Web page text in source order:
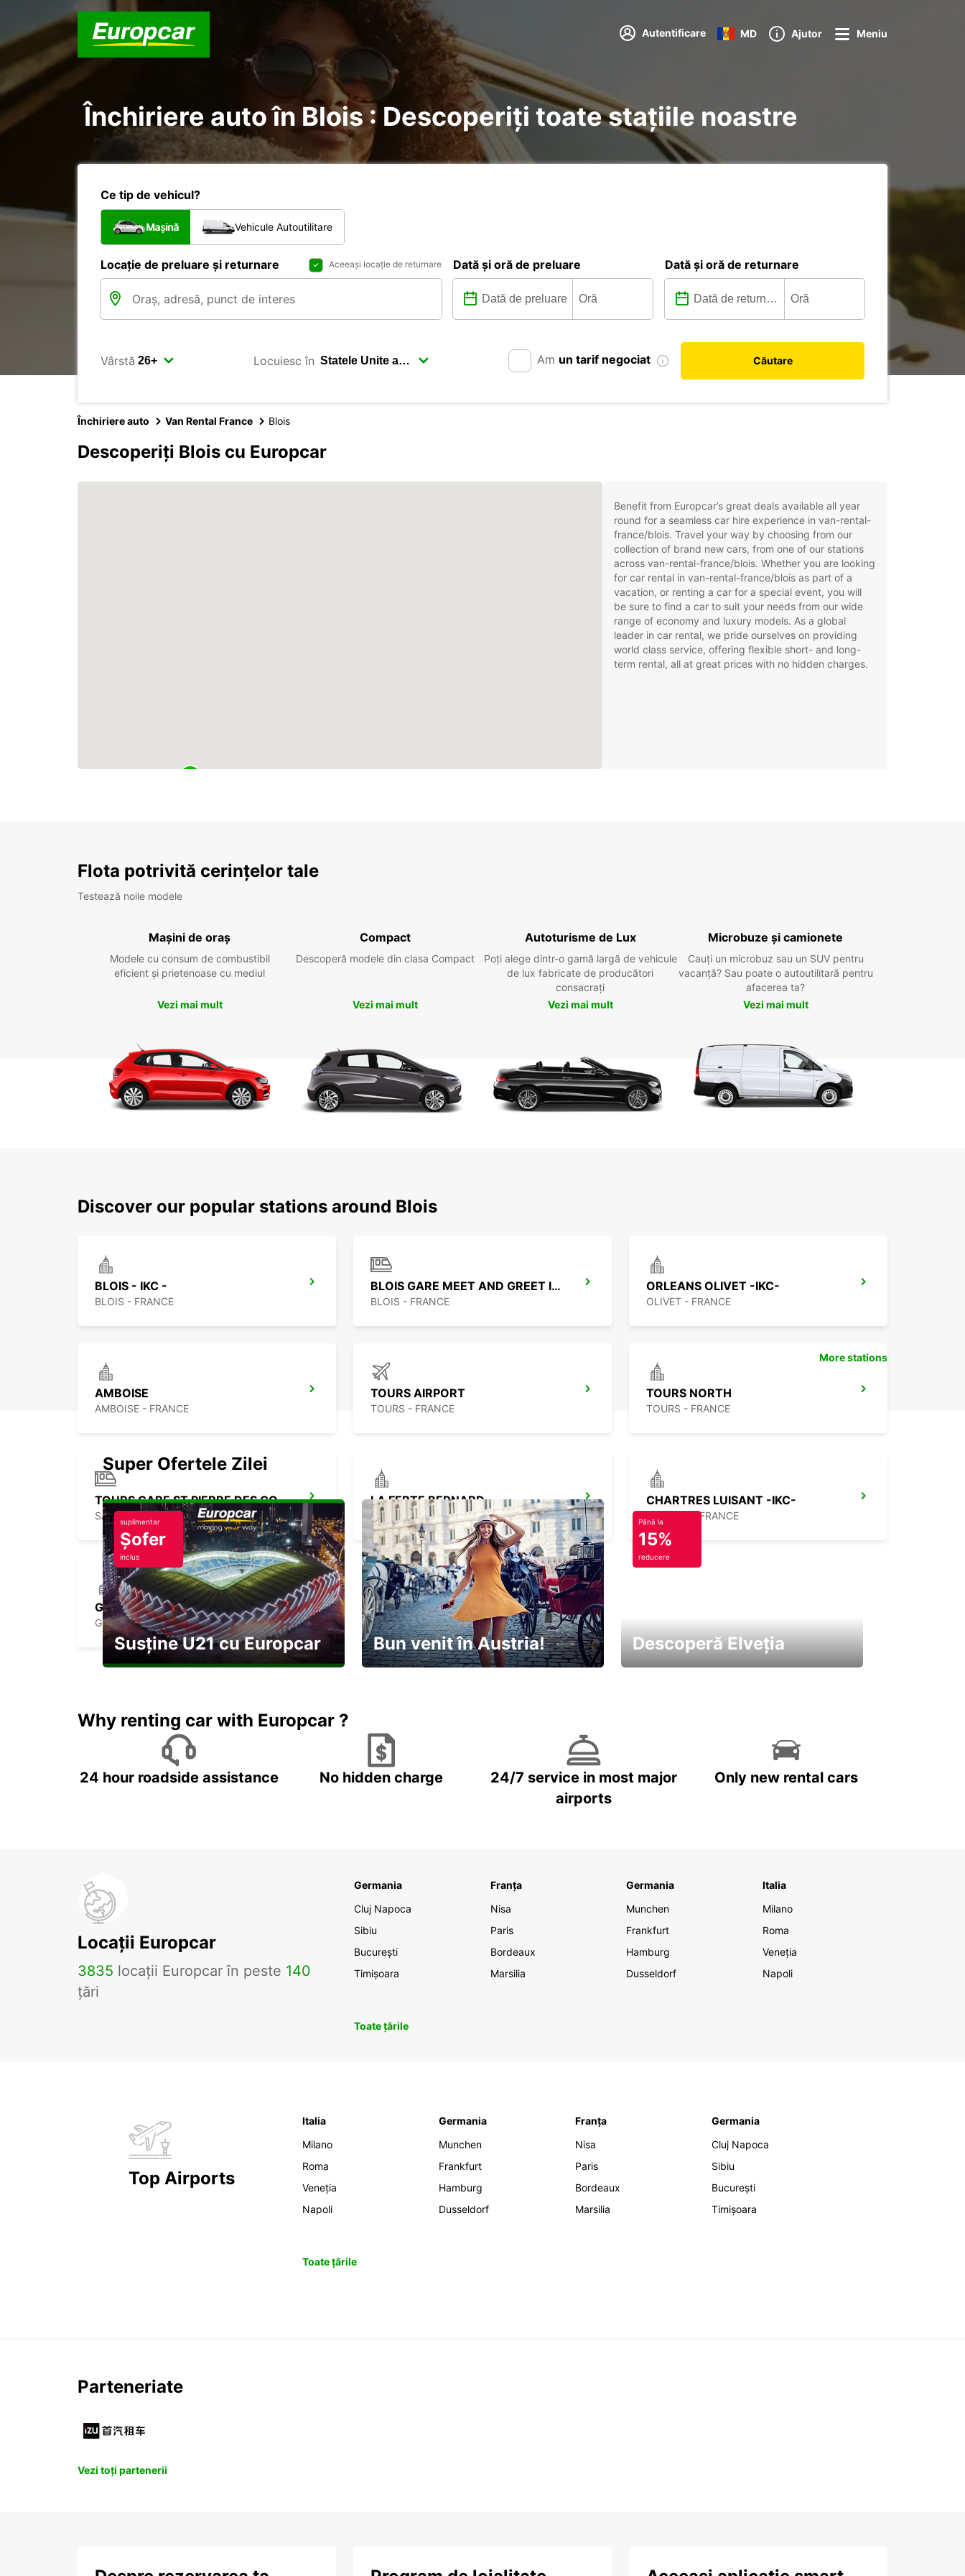
Autentificare MD Ajutor Meniu
Închiriere auto în Blois : Descoperiți toate stațiile noastre
Ce tip de vehicul?
Mașină Vehicule Autoutilitare
Locație de preluare și returnare Aceeași locație de returnare Dată și oră de preluare Dată și oră de returnare
Vârstă Locuiesc în Am un tarif negociat Căutare
Închiriere auto Van Rental France Blois
Descoperiți Blois cu Europcar
Benefit from Europcar’s great deals available all year
round for a seamless car hire experience in van-rental-
france/blois. Travel your way by choosing from our
collection of brand new cars, from one of our stations
across van-rental-france/blois. Whether you are looking
for car rental in van-rental-france/blois as part of a
vacation, or renting a car for a special event, you will
be sure to find a car to suit your needs from our wide
range of economy and luxury models. As a global
leader in car rental, we pride ourselves on providing
world class service, offering flexible short- and long-
term rental, all at great prices with no hidden charges.
Flota potrivită cerințelor tale
Testează noile modele
Mașini de oraș
Modele cu consum de combustibil
eficient și prietenoase cu mediul
Vezi mai mult
Compact
Descoperă modele din clasa Compact
Vezi mai mult
Autoturisme de Lux
Poți alege dintr-o gamă largă de vehicule
de lux fabricate de producători
consacrați
Vezi mai mult
Microbuze și camionete
Cauți un microbuz sau un SUV pentru
vacanță? Sau poate o autoutilitară pentru
afacerea ta?
Vezi mai mult
Discover our popular stations around Blois
BLOIS - IKC -
BLOIS - FRANCE
BLOIS GARE MEET AND GREET IKC
BLOIS - FRANCE
ORLEANS OLIVET -IKC-
OLIVET - FRANCE
AMBOISE
AMBOISE - FRANCE
TOURS AIRPORT
TOURS - FRANCE
TOURS NORTH
TOURS - FRANCE
TOURS GARE ST PIERRE DES CORPS
SAINT PIERRE DES CORPS - FRANCE
LA FERTE BERNARD
CHERRE - FRANCE
CHARTRES LUISANT -IKC-
LUISANT - FRANCE
GIEN -IKC-
GIEN - FRANCE
More stations
Super Ofertele Zilei
suplimentar
Șofer
inclus
Susține U21 cu Europcar Bun venit în Austria!
Până la
15%
reducere
Descoperă Elveția
Why renting car with Europcar ?
24 hour roadside assistance No hidden charge
24/7 service in most major
airports
Only new rental cars
Locații Europcar
3835 locații Europcar în peste 140
țări
Germania
Cluj Napoca
Sibiu
București
Timișoara
Franța
Nisa
Paris
Bordeaux
Marsilia
Germania
Munchen
Frankfurt
Hamburg
Dusseldorf
Italia
Milano
Roma
Veneția
Napoli
Toate țările
Top Airports
Italia
Milano
Roma
Veneția
Napoli
Germania
Munchen
Frankfurt
Hamburg
Dusseldorf
Franța
Nisa
Paris
Bordeaux
Marsilia
Germania
Cluj Napoca
Sibiu
București
Timișoara
Toate țările
Parteneriate
Vezi toți partenerii